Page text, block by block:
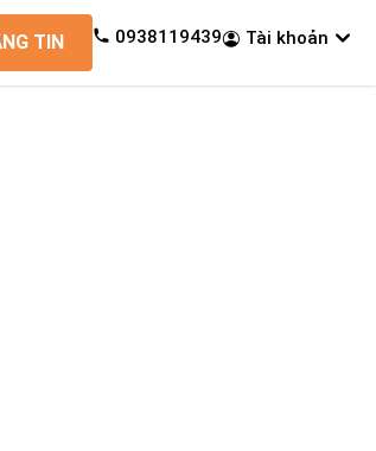
TIN 0938119439 Tài khoản